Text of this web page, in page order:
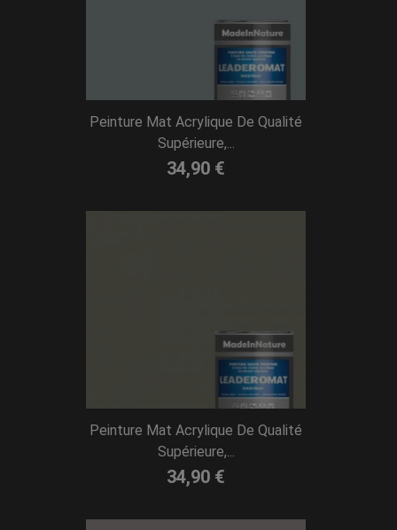
Peinture Mat Acrylique De Qualité
Supérieure,...
34,90 €
Peinture Mat Acrylique De Qualité
Supérieure,...
34,90 €